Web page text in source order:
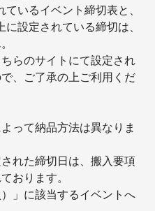
いるイベント締切表と、
設定されている締切は、
らのサイトにて設定され
、ご了承の上ご利用くだ
って納品方法は異なりま
れた締切日は、搬入要項
おります。
」に該当するイベントへ